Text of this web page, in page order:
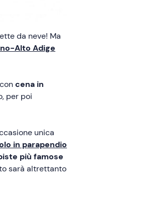
da neve! Ma
Alto Adige
concena in
per poi
unica
in parapendio
più famose
sarà altrettanto